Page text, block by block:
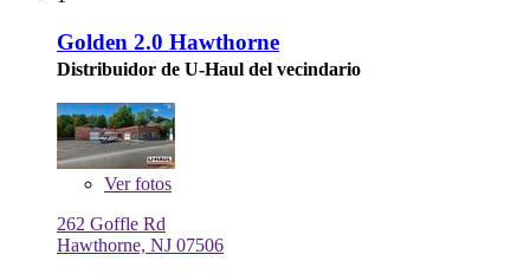
Golden 2.0 Hawthorne
Distribuidor de U-Haul del vecindario
Verfotos
262 Goffle Rd
Hawthorne, NJ 07506